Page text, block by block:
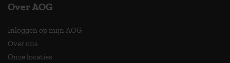
Over AOG
Inloggen op mijn AOG
Over ons
Onze locaties